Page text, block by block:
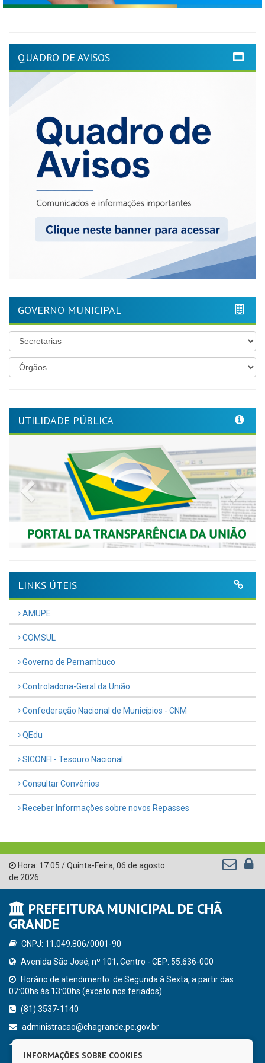
QUADRO DE AVISOS
GOVERNO MUNICIPAL
UTILIDADE PÚBLICA
Previous
LINKS ÚTEIS
AMUPE
COMSUL
Governo de Pernambuco
Controladoria-Geral da União
Confederação Nacional de Municípios - CNM
QEdu
SICONFI - Tesouro Nacional
Consultar Convênios
Receber Informações sobre novos Repasses
Hora: 17:05 /Quinta-Feira, 06 de agosto
de 2026
PREFEITURA MUNICIPAL DE CHÃ
GRANDE
CNPJ: 11.049.806/0001-90
Avenida São José, nº 101, Centro - CEP: 55.636-000
Horário de atendimento: de Segunda à Sexta, a partir das
07:00hs às 13:00hs (exceto nos feriados)
(81) 3537-1140
administracao@chagrande.pe.gov.br
INFORMAÇÕES SOBRE COOKIES